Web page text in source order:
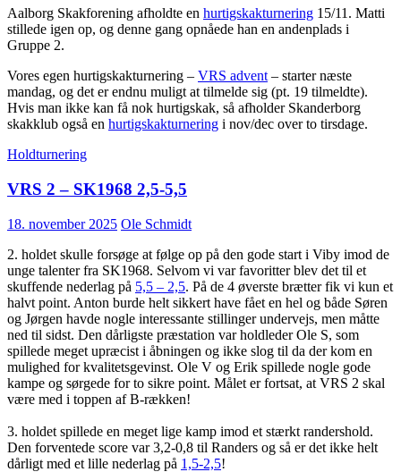
Aalborg Skakforening afholdte en hurtigskakturnering 15/11. Matti
stillede igen op, og denne gang opnåede han en andenplads i
Gruppe 2.
Vores egen hurtigskakturnering – VRS advent– starter næste
mandag, og det er endnu muligt at tilmelde sig (pt. 19 tilmeldte).
Hvis man ikke kan få nok hurtigskak, så afholder Skanderborg
skakklub også en hurtigskakturnering i nov/dec over to tirsdage.
Holdturnering
VRS 2 – SK1968 2,5-5,5
18. november 2025 Ole Schmidt
2. holdet skulle forsøge at følge op på den gode start i Viby imod de
unge talenter fra SK1968. Selvom vi var favoritter blev det til et
skuffende nederlag på 5,5 – 2,5. På de 4 øverste brætter fik vi kun et
halvt point. Anton burde helt sikkert have fået en hel og både Søren
og Jørgen havde nogle interessante stillinger undervejs, men måtte
ned til sidst. Den dårligste præstation var holdleder Ole S, som
spillede meget upræcist i åbningen og ikke slog til da der kom en
mulighed for kvalitetsgevinst. Ole V og Erik spillede nogle gode
kampe og sørgede for to sikre point. Målet er fortsat, at VRS 2 skal
være med i toppen af B-rækken!
3. holdet spillede en meget lige kamp imod et stærkt randershold.
Den forventede score var 3,2-0,8 til Randers og så er det ikke helt
dårligt med et lille nederlag på 1,5-2,5!